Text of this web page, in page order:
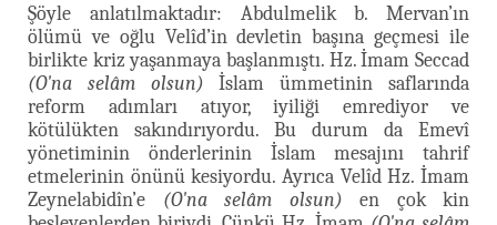
Şöyle anlatılmaktadır: Abdulmelik b. Mervan’ın
ölümü ve oğlu Velîd’in devletin başına geçmesi ile
birlikte kriz yaşanmaya başlanmıştı. Hz. İmam Seccad
(O'na selâm olsun) İslam ümmetinin saflarında
reform adımları atıyor, iyiliği emrediyor ve
kötülükten sakındırıyordu. Bu durum da Emevî
yönetiminin önderlerinin İslam mesajını tahrif
etmelerinin önünü kesiyordu. Ayrıca Velîd Hz. İmam
Zeynelabidîn’e (O'na selâm olsun) en çok kin